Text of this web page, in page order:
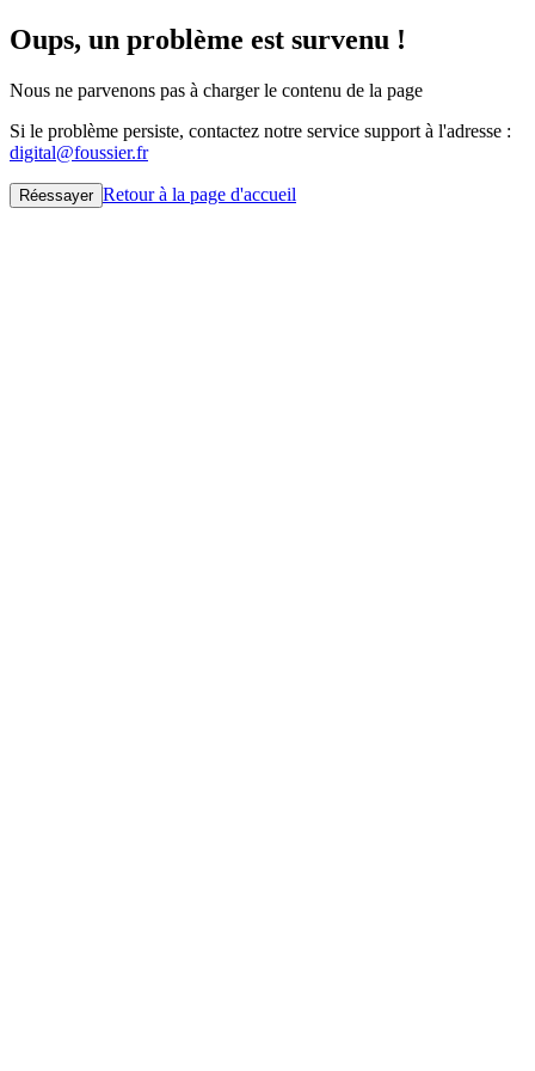
Oups, un problème est survenu !
Nous ne parvenons pas à charger le contenu de la page
Si le problème persiste, contactez notre service support à l'adresse :
digital@foussier.fr
Réessayer Retour à la page d'accueil